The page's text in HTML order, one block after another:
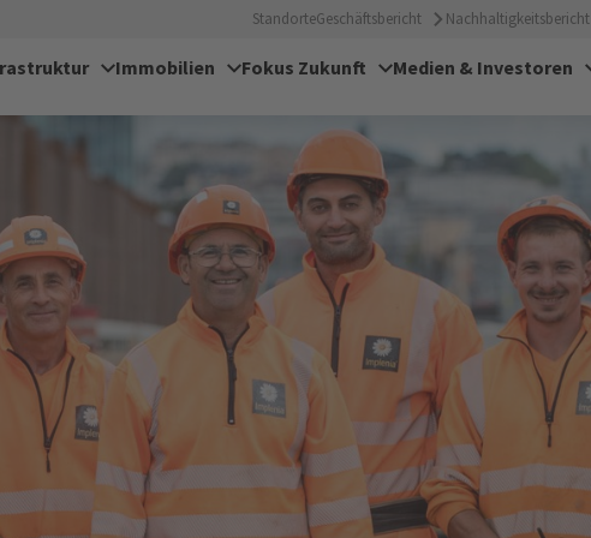
StandorteGeschäftsbericht Nachhaltigkeitsbericht
Immobilien Fokus Zukunft Medien & Investoren